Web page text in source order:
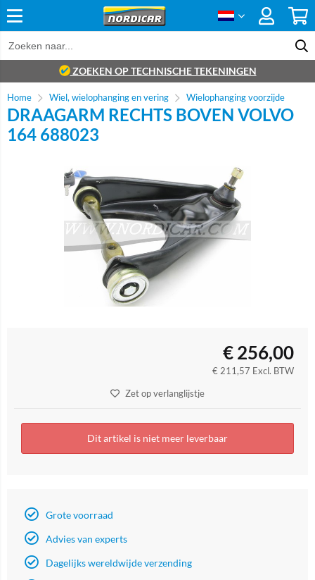
ZOEKEN OP TECHNISCHE TEKENINGEN
Home Wiel, wielophanging en vering Wielophanging voorzijde
DRAAGARM RECHTS BOVEN VOLVO
164 688023
€256,00
€ 211,57 Excl. BTW
Zet op verlanglijstje
Dit artikel is niet meer leverbaar
Grote voorraad
Advies van experts
Dagelijks wereldwijde verzending